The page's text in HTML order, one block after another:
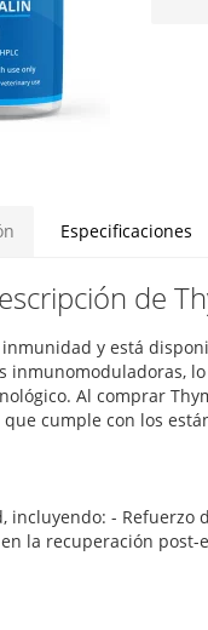
Especificaciones
de
y está
inmunomoduladoras,
Al comprar
cumple con los
incluyendo: -
la recuperación